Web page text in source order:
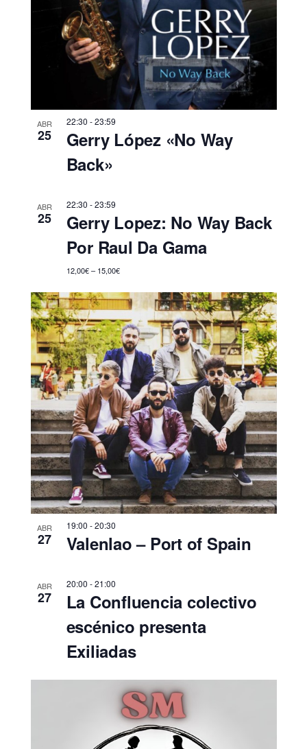
ABR
25
22:30 -23:59
Gerry López «No Way
Back»
ABR
25
22:30 -23:59
Gerry Lopez: No Way Back
Por Raul Da Gama
12,00€ – 15,00€
ABR
27
19:00 -20:30
Valenlao – Port of Spain
ABR
27
20:00 -21:00
La Confluencia colectivo
escénico presenta
Exiliadas